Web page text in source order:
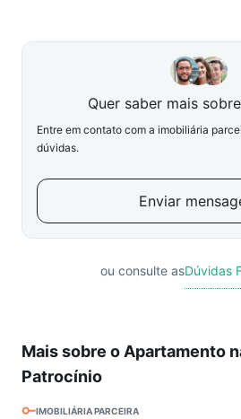
Quer saber mais
Entre em contato com a imobiliária
dúvidas.
Enviar
ou consulte asDúvidas
Mais sobre o Apartamento
Patrocínio
IMOBILIÁRIA PARCEIRA